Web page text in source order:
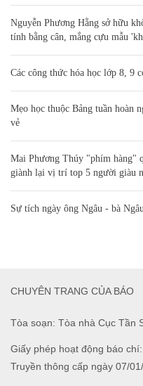
Nguyễn Phương Hằng sở hữu
tính bằng cân, mắng cựu mẫu
Các công thức hóa học lớp 8, 9
Mẹo học thuộc Bảng tuần hoàn
vẻ
Mai Phương Thúy "phím hàng"
giành lại vị trí top 5 người giàu
Sự tích ngày ông Ngâu - bà
Tòa soạn: Tòa nhà Cục Tần
Giấy phép hoạt động báo
Truyền thông cấp ngày 07/
CHUYÊN TRANG CỦA BÁO